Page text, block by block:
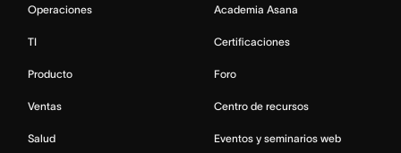
Operaciones
TI
Producto
Ventas
Salud
Academia Asana
Certificaciones
Foro
Centro de recursos
Eventos y seminarios web